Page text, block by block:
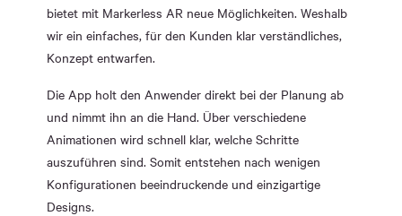
bietet mit Markerless AR neue Möglichkeiten. Weshalb
wir ein einfaches, für den Kunden klar verständliches,
Konzept entwarfen.
Die App holt den Anwender direkt bei der Planung ab
und nimmt ihn an die Hand. Über verschiedene
Animationen wird schnell klar, welche Schritte
auszuführen sind. Somit entstehen nach wenigen
Konfigurationen beeindruckende und einzigartige
Designs.